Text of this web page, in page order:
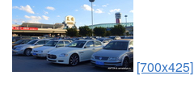
[700x425]